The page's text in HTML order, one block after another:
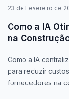
23 de Fevereiro de
Como a IA
na
Como a IA
para reduzir
fornecedores na